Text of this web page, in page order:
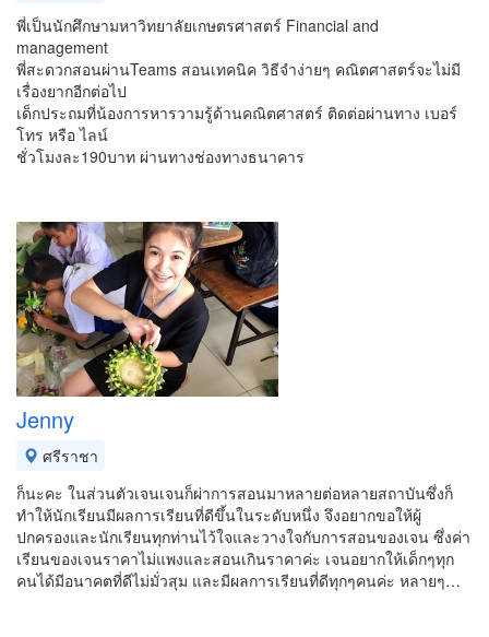
พี่เป็นนักศึกษามหาวิทยาลัยเกษตรศาสตร์ Financial and
management
พี่สะดวกสอนผ่านTeams สอนเทคนิค วิธีจำง่ายๆ คณิตศาสตร์จะไม่มี
เรื่องยากอีกต่อไป
เด็กประถมที่น้องการหารวามรู้ด้านคณิตศาสตร์ ติดต่อผ่านทาง เบอร์
โทร หรือ ไลน์
ชั่วโมงละ190บาท ผ่านทางช่องทางธนาคาร
Jenny
ศรีราชา
ก็นะคะ ในส่วนตัวเจนเจนก็ผ่าการสอนมาหลายต่อหลายสถาบันซึ่งก็
ทำให้นักเรียนมีผลการเรียนที่ดีขึ้นในระดับหนึ่ง จึงอยากขอให้ผู้
ปกครองและนักเรียนทุกท่านไว้ใจและวางใจกับการสอนของเจน ซึ่งค่า
เรียนของเจนราคาไม่แพงและสอนเกินราคาค่ะ เจนอยากให้เด็กๆทุก
คนได้มีอนาคตที่ดีไม่มั่วสุม และมีผลการเรียนที่ดีทุกๆคนค่ะ หลายๆ…